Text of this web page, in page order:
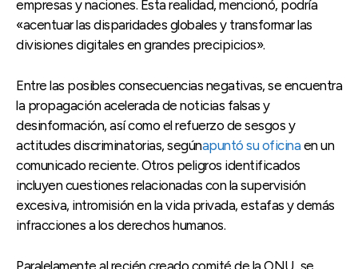
empresas y naciones. Esta realidad, mencionó, podría
«acentuar las disparidades globales y transformar las
divisiones digitales en grandes precipicios».
Entre las posibles consecuencias negativas, se encuentra
la propagación acelerada de noticias falsas y
desinformación, así como el refuerzo de sesgos y
actitudes discriminatorias, segúnapuntó su oficina en un
comunicado reciente. Otros peligros identificados
incluyen cuestiones relacionadas con la supervisión
excesiva, intromisión en la vida privada, estafas y demás
infracciones a los derechos humanos.